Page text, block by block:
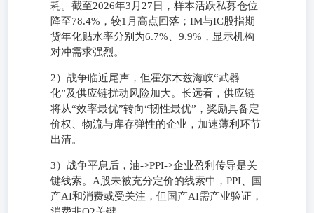
耗。截至2026年3月27日，样本活跃私募仓位
降至78.4%，较1月高点回落；IM与IC股指期
货年化贴水率分别为6.7%、9.9%，显示机构
对冲需求强烈。
2）战争临近尾声，但霍尔木兹海峡“武器
化”及供应链扰动风险加大。长远看，供应链
将从“效率最优”转向“韧性最优”，奖励具备定
价权、物流与库存弹性的企业，加速薄利环节
出清。
3）战争平息后，油->PPI->企业盈利传导是关
键线索。A股未被充分定价的线索中，PPI、国
产AI和消费或受关注，但国产AI需产业验证，